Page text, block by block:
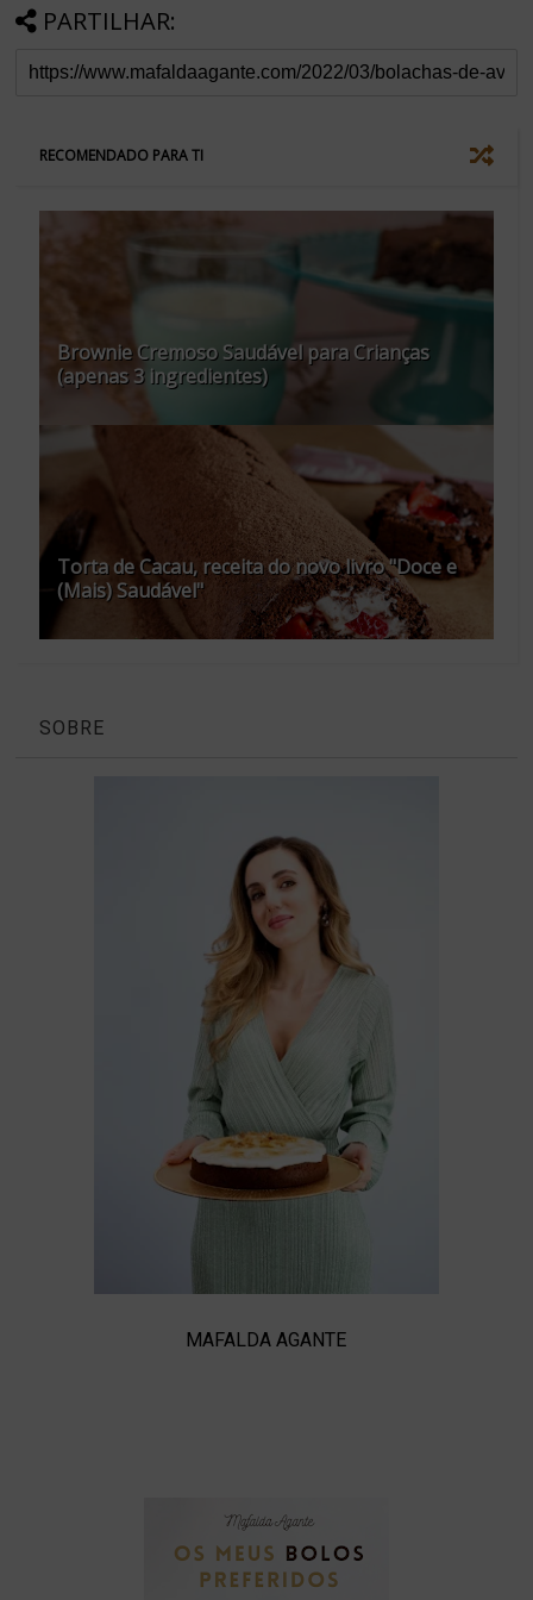
PARTILHAR:
RECOMENDADO PARA TI
Brownie Cremoso Saudável para Crianças
(apenas 3 ingredientes)
Torta de Cacau, receita do novo livro "Doce e
(Mais) Saudável"
SOBRE
MAFALDA AGANTE